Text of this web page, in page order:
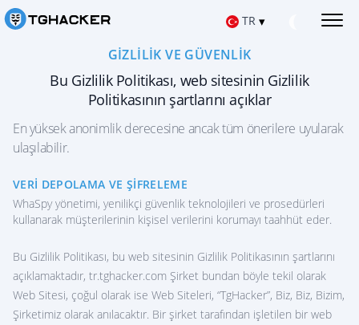
TR ▾
العربية
Español
Français
中文
English
हिन्दी
TELEGRAM MESAJLARINI HACKLEYIN
Telegram mesajlarını okuyun
IOS TELEGRAM HESABINI KESMEK
iPhone için hack uygulamaları
TELEGRAM HESABINI ONARIN
Silinen sohbeti kurtarma
Kullanıcının nerede olduğunu öğrenin
TELEGRAM ETKINLIĞINI TAKIP EDIN
Telegram Takip Uygulaması
GIZLILIK VE GÜVENLIK
Bu Gizlilik Politikası, web sitesinin Gizlilik
Politikasının şartlarını açıklar
En yüksek anonimlik derecesine ancak tüm önerilere uyularak
ulaşılabilir.
VERI DEPOLAMA VE ŞIFRELEME
WhaSpy yönetimi, yenilikçi güvenlik teknolojileri ve prosedürleri
kullanarak müşterilerinin kişisel verilerini korumayı taahhüt eder.
Bu Gizlilik Politikası, bu web sitesinin Gizlilik Politikasının şartlarını
açıklamaktadır, ‌tr.tghacker.com Şirket bundan böyle tekil olarak
Web Sitesi, çoğul olarak ise Web Siteleri, “TgHacker”, Biz, Biz, Bizim,
Şirketimiz olarak anılacaktır. Bir şirket tarafından işletilen bir web